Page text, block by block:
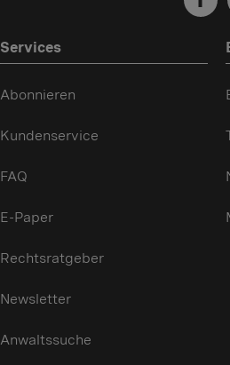
Services
Abonnieren
Kundenservice
FAQ
E-Paper
Rechtsratgeber
Newsletter
Anwaltssuche